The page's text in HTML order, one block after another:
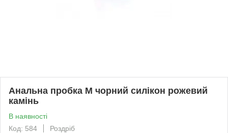
Анальна пробка М чорний силікон рожевий
камінь
В наявності
Код: 584
Роздріб